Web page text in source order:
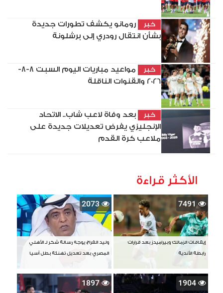
خبر
رومانو يكشف تطورات جديدة
بشأن انتقال رودري إلى برشلونة
خبر
مواعيد مباريات اليوم السبت 8-8-
2026 والقنوات الناقلة
خبر
بعد وفاة لاعب شاب.. الاتحاد
الإنجليزي يفرض تعديلات جديدة على
ملاعب كرة القدم
الأكثر قراءة
7491
إيقافات الزمالك وبيراميدز بعد قرارات
رابطة الأندية
2073
وليد الفراج يوجه رسالة شكر لـ الأهلي
المصري بعد تعديل تهنئة بطل آسيا
1904
1897